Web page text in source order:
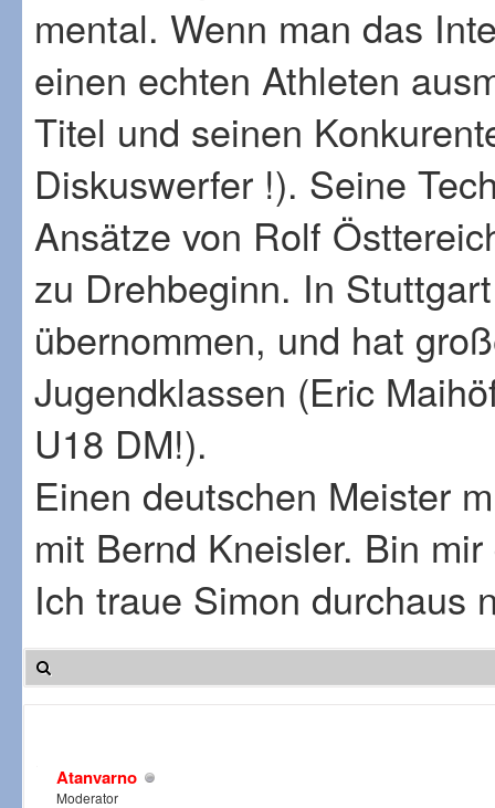
mental. Wenn man das
einen echten Athleten
Titel und seinen
Diskuswerfer !). Seine
Ansätze von Rolf
zu Drehbeginn. In
übernommen, und hat
Jugendklassen (Eric
U18 DM!).
Einen deutschen Meister
mit Bernd Kneisler. Bin
Ich traue Simon durchaus
Atanvarno
Moderator